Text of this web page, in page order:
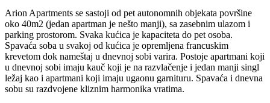
Arion Apartments se sastoji od pet autonomnih objekata površine
oko 40m2 (jedan apartman je nešto manji), sa zasebnim ulazom i
parking prostorom. Svaka kućica je kapaciteta do pet osoba.
Spavaća soba u svakoj od kućica je opremljena francuskim
krevetom dok nameštaj u dnevnoj sobi varira. Postoje apartmani koji
u dnevnoj sobi imaju kauč koji je na razvlačenje i jedan manji singl
ležaj kao i apartmani koji imaju ugaonu garnituru. Spavaća i dnevna
sobu su razdvojene kliznim harmonika vratima.